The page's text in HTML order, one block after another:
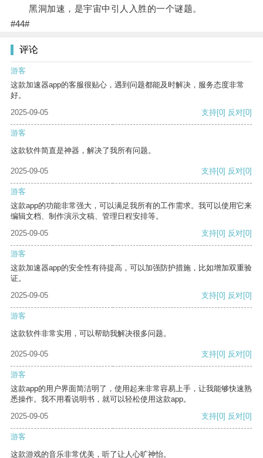
黑洞加速，是宇宙中引人入胜的一个谜题。
#44#
评论
游客
这款加速器app的客服很贴心，遇到问题都能及时解决，服务态度非常
好。
2025-09-05
支持[0] 反对[0]
游客
这款软件简直是神器，解决了我所有问题。
2025-09-05 支持[0] 反对[0]
游客
这款app的功能非常强大，可以满足我所有的工作需求。我可以使用它来
编辑文档、制作演示文稿、管理日程安排等。
2025-09-05
支持[0] 反对[0]
游客
这款加速器app的安全性有待提高，可以加强防护措施，比如增加双重验
证。
2025-09-05
支持[0] 反对[0]
游客
这款软件非常实用，可以帮助我解决很多问题。
2025-09-05 支持[0] 反对[0]
游客
这款app的用户界面简洁明了，使用起来非常容易上手，让我能够快速熟
悉操作。我不用看说明书，就可以轻松使用这款app。
2025-09-05
支持[0] 反对[0]
游客
这款游戏的音乐非常优美，听了让人心旷神怡。